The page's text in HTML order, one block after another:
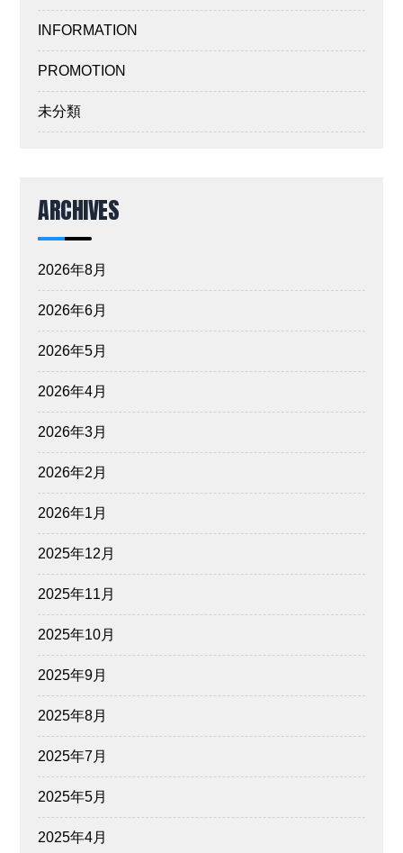
INFORMATION
PROMOTION
未分類
ARCHIVES
2026年8月
2026年6月
2026年5月
2026年4月
2026年3月
2026年2月
2026年1月
2025年12月
2025年11月
2025年10月
2025年9月
2025年8月
2025年7月
2025年5月
2025年4月